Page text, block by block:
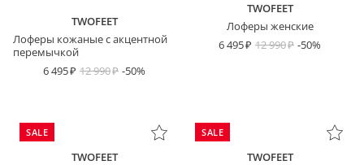
TWOFEET
Лоферы кожаные с акцентной
перемычкой
6 495
12 990 -50%
TWOFEET
Лоферы женские
6 495
12 990 -50%
SALE
TWOFEET
SALE
TWOFEET